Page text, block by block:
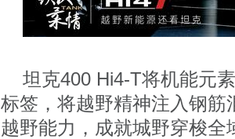
坦克400 Hi4-T将机能元
标签，将越野精神注入钢
越野能力，成就城野穿梭